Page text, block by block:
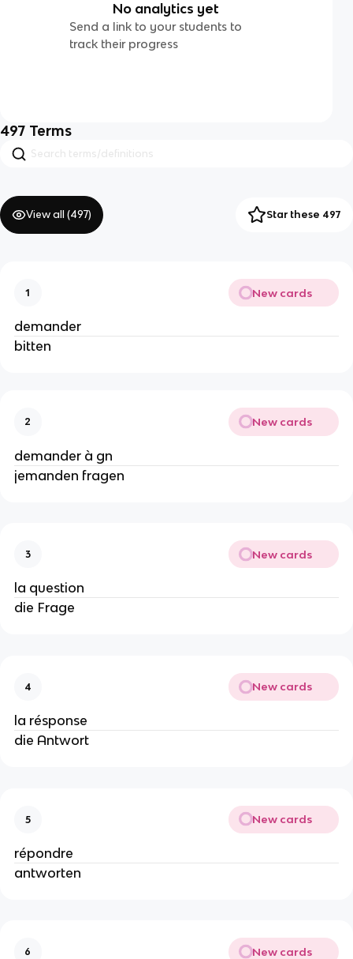
No analytics yet
Send a link to your students to
track their progress
497 Terms
View all (497) Star these 497
1 New cards
demander
bitten
2 New cards
demander à gn
jemanden fragen
3 New cards
la question
die Frage
4 New cards
la résponse
die Antwort
5 New cards
répondre
antworten
6 New cards